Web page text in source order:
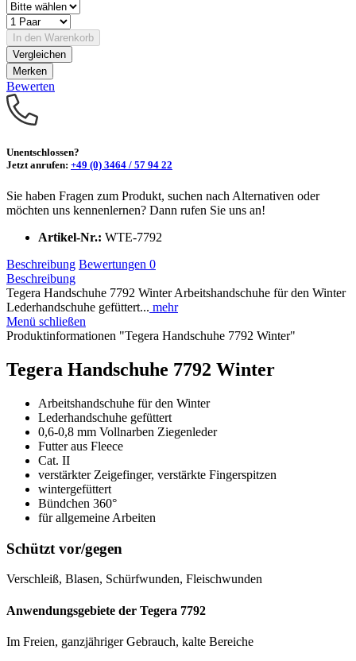
In den Warenkorb
Vergleichen
Merken
Bewerten
Unentschlossen?
Jetzt anrufen: +49 (0) 3464 / 57 94 22
Sie haben Fragen zum Produkt, suchen nach Alternativen oder
möchten uns kennenlernen? Dann rufen Sie uns an!
Artikel-Nr.: WTE-7792
Beschreibung Bewertungen 0
Beschreibung
Tegera Handschuhe 7792 Winter Arbeitshandschuhe für den Winter
Lederhandschuhe gefüttert... mehr
Menü schließen
Produktinformationen "Tegera Handschuhe 7792 Winter"
Tegera Handschuhe 7792 Winter
Arbeitshandschuhe für den Winter
Lederhandschuhe gefüttert
0,6-0,8 mm Vollnarben Ziegenleder
Futter aus Fleece
Cat. II
verstärkter Zeigefinger, verstärkte Fingerspitzen
wintergefüttert
Bündchen 360°
für allgemeine Arbeiten
Schützt vor/gegen
Verschleiß, Blasen, Schürfwunden, Fleischwunden
Anwendungsgebiete der Tegera 7792
Im Freien, ganzjähriger Gebrauch, kalte Bereiche